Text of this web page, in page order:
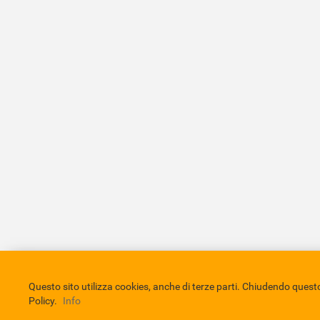
Comune di Eboli Servizio Bibliotecario Nazionale Privacy
Questo sito utilizza cookies, anche di terze parti. Chiudendo
Policy.
Info